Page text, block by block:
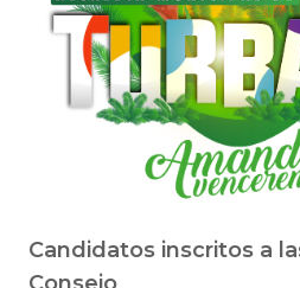
Candidatos inscritos a